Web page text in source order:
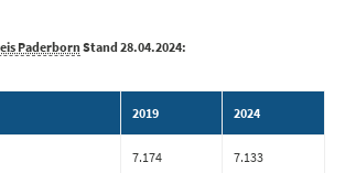
PaderbornStand 28.04.2024:
2019 2024
7.174 7.133